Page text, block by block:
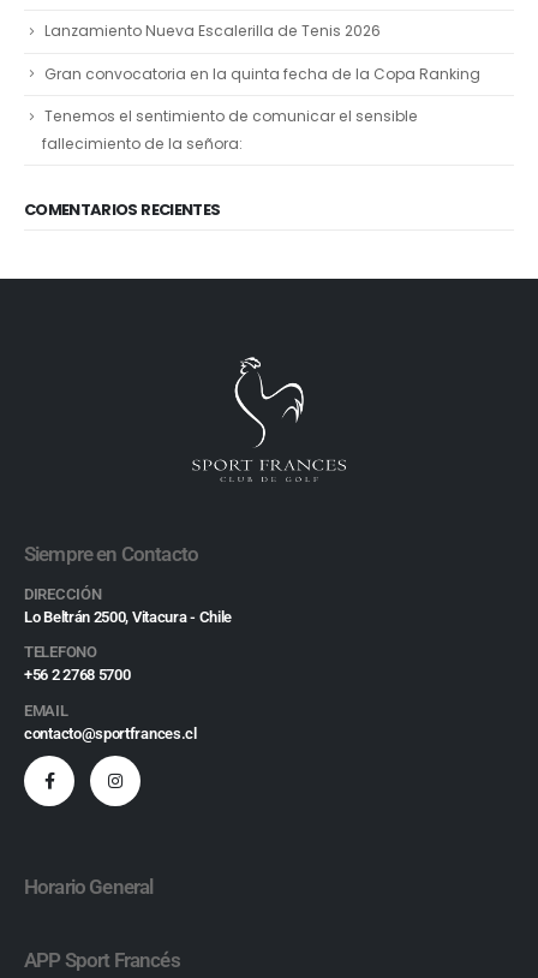
Lanzamiento Nueva Escalerilla de Tenis 2026
Gran convocatoria en la quinta fecha de la Copa Ranking
Tenemos el sentimiento de comunicar el sensible
fallecimiento de la señora:
COMENTARIOS RECIENTES
Siempre en Contacto
DIRECCIÓN
Lo Beltrán 2500, Vitacura - Chile
TELEFONO
+56 2 2768 5700
EMAIL
contacto@sportfrances.cl
Horario General
APP Sport Francés